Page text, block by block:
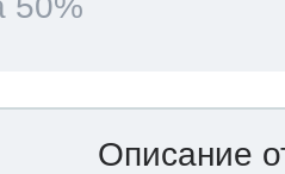
Описание